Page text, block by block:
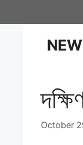
October